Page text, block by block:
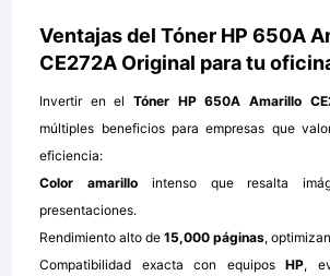
Ventajas del Tóner HP 650A
CE272A Original para tu
Invertir en elTóner HP 650A Amarillo
múltiples beneficios para empresas que
eficiencia:
Color amarillo intenso que resalta
presentaciones.
Rendimiento alto de15,000 páginas,
Compatibilidad exacta con equiposHP,